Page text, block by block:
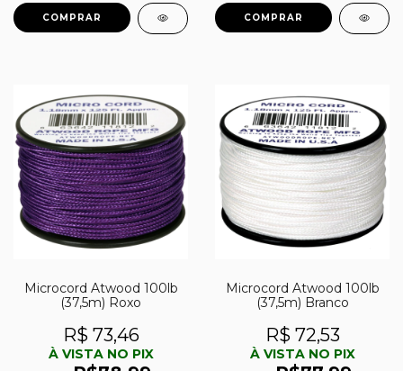
Microcord Atwood 100lb
(37,5m) Roxo
R$ 73,46
À VISTA NO PIX
Microcord Atwood 100lb
(37,5m) Branco
R$ 72,53
À VISTA NO PIX